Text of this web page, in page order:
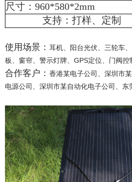
尺寸：960*580*2mm
‌支持：打样、定制
使用场景： 耳机、阳台光伏、三轮车
板、窗帘、警示灯牌、GPS定位、门阀
合作客户： 香港某电子公司、深圳市
电源公司、深圳市某自动化电子公司、东